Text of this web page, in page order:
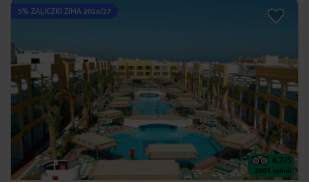
5% ZALICZKI ZIMA 2026/27
4.7/5
2601 opinii